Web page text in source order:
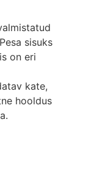
sisuks
on eri
kate,
hooldus